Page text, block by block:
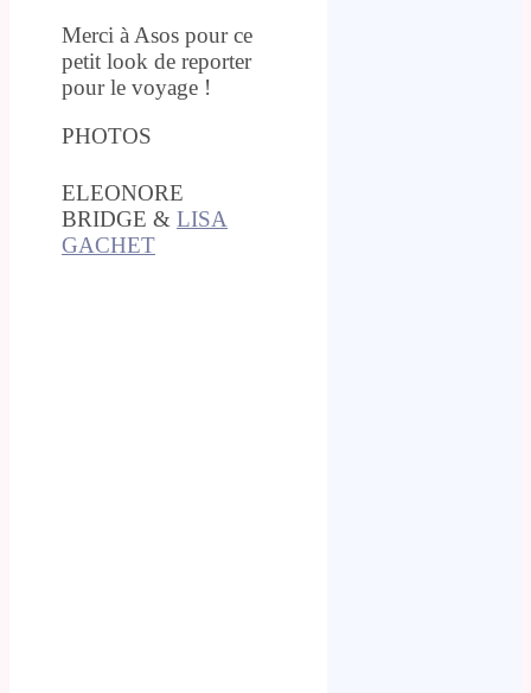
Merci à Asos pour ce
petit look de reporter
pour le voyage !
PHOTOS
ELEONORE
BRIDGE & LISA
GACHET